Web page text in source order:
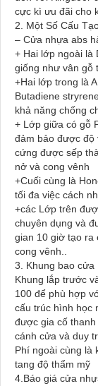
cực kì ưu đãi cho
2. Một Số Cấu
– Cửa nhựa abs
+ Hai lớp ngoài là
giống như vân gỗ
+Hai lớp trong là
Butadiene
khả năng chống
+ Lớp giữa có gỗ
đảm bảo được độ
cứng được sếp
nở và cong vênh
+Cuối cùng là
tối đa việc cách
+các Lớp trên
chuyên dụng và
gian 10 giờ tạo ra
cong vênh..
3. Khung bao cửa
Khung lắp trước
100 để phù hợp
cấu trúc hình học
được gia cố
cánh cửa và duy
Phí ngoài cùng là
tang độ thẩm mỹ
4.Báo giá cửa